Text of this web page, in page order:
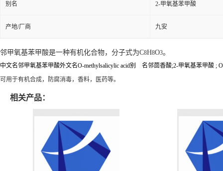
别名 2-甲氧基苯甲酸
产地/厂商 九安
邻甲氧基苯甲酸是一种有机化合物，分子式为C8H8O3。
中文名邻甲氧基苯甲酸外文名O-methylsalicylic acid别 名邻茴香酸;2-甲氧基苯甲酸 ;
可用于有机合成，防腐消毒，香料，医药等。
相关产品：